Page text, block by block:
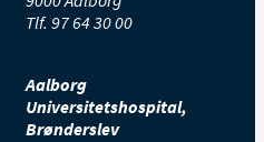
Tlf. 97 64 30 00
Aalborg
Universitetshospital,
Brønderslev